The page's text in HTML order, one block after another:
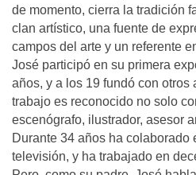
de momento, cierra la tradición
clan artístico, una fuente de
campos del arte y un referente
José participó en su primera
años, y a los 19 fundó con otros
trabajo es reconocido no solo
escenógrafo, ilustrador, asesor
Durante 34 años ha colaborado
televisión, y ha trabajado en